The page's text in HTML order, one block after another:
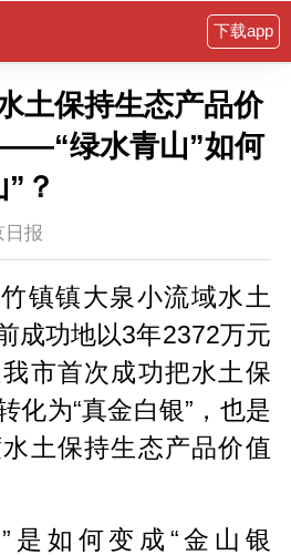
下载app
土保持生态产品价
绿水青山”如何
？
日报
镇镇大泉小流域水土
成功地以3年2372万元
市首次成功把水土保
化为“真金白银”，也是
土保持生态产品价值
是如何变成“金山银